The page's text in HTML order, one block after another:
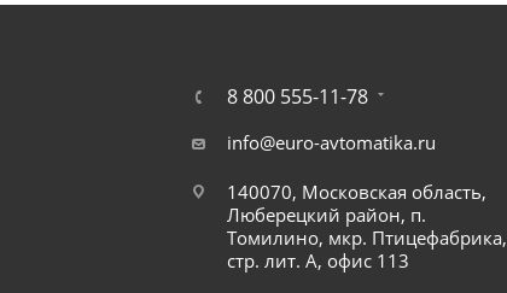
8 800 555-11-78
info@euro-avtomatika.ru
140070, Московская область,
Люберецкий район, п.
Томилино, мкр. Птицефабрика,
стр. лит. А, офис 113